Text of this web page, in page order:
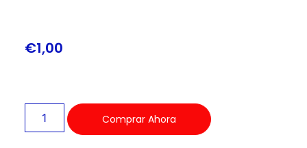
€1,00
Comprar Ahora